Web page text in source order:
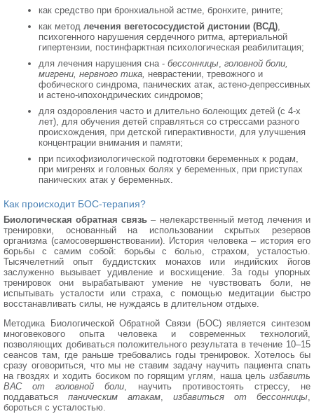
как средство при бронхиальной астме, бронхите, рините;
как метод лечения вегетососудистой дистонии (ВСД)
психогенного нарушения сердечного ритма, артериальной
гипертензии, постинфарктная психологическая реабилитация;
для лечения нарушения сна - бессонницы головной боли,
мигрени, нервного тика, неврастении, тревожного и
фобического синдрома, панических атак, астено-депрессивных
и астено-ипохондрических синдромов;
для оздоровления часто и длительно болеющих детей (с 4-х
лет), для обучения детей справляться со стрессами разного
происхождения, при детской гиперактивности, для улучшения
концентрации внимания и памяти;
при психофизиологической подготовки беременных к родам,
при мигренях и головных болях у беременных, при приступах
панических атак у беременных.
Как происходит БОС-терапия?
Биологическая обратная связь – нелекарственный метод лечения и
тренировки, основанный на использовании скрытых резервов
организма (самосовершенствовании). История человека – история его
борьбы с самим собой: борьбы с болью, страхом, усталостью.
Тысячелетний опыт буддистских монахов или индийских йогов
заслуженно вызывает удивление и восхищение. За годы упорных
тренировок они вырабатывают умение не чувствовать боли, не
испытывать усталости или страха, с помощью медитации быстро
восстанавливать силы, не нуждаясь в длительном отдыхе.
Методика Биологической Обратной Связи (БОС) является синтезом
многовекового опыта человека и современных технологий,
позволяющих добиваться положительного результата в течение 10–15
сеансов там, где раньше требовались годы тренировок. Хотелось бы
сразу оговориться, что мы не ставим задачу научить пациента спать
на гвоздях и ходить босиком по горящим углям, наша цель избавить
ВАС от головной боли, научить противостоять стрессу, не
поддаваться паническим атакам, избавиться от бессонницы,
бороться с усталостью.